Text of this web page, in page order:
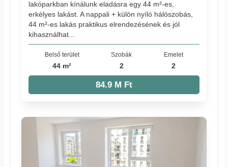
lakóparkban kínálunk eladásra egy 44 m²-es,
erkélyes lakást. A nappali + külön nyíló hálószobás,
44 m²-es lakás praktikus elrendezésének és jól
kihasználhat...
Belső terület
44 m²
Szobák
2
Emelet
2
84.9 M Ft